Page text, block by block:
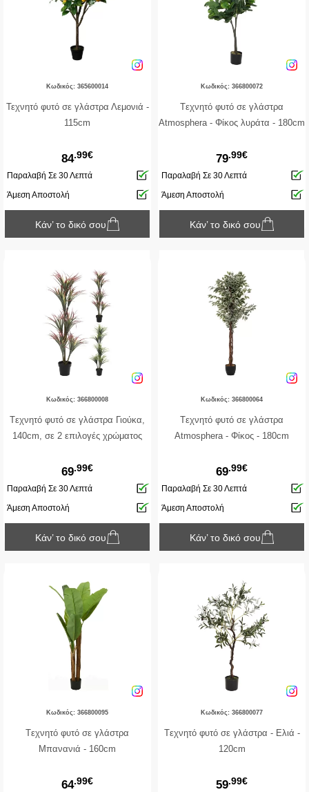
Κωδικός: 365600014
Τεχνητό φυτό σε γλάστρα Λεμονιά -
115cm
84.99€
Παραλαβή Σε 30 Λεπτά
Άμεση Αποστολή
Κάν’ το δικό σου
Κωδικός: 366800072
Tεχνητό φυτό σε γλάστρα
Atmosphera - Φίκος λυράτα - 180cm
79.99€
Παραλαβή Σε 30 Λεπτά
Άμεση Αποστολή
Κάν’ το δικό σου
Κωδικός: 366800008
Tεχνητό φυτό σε γλάστρα Γιούκα,
140cm, σε 2 επιλογές χρώματος
69.99€
Παραλαβή Σε 30 Λεπτά
Άμεση Αποστολή
Κάν’ το δικό σου
Κωδικός: 366800064
Tεχνητό φυτό σε γλάστρα
Atmosphera - Φίκος - 180cm
69.99€
Παραλαβή Σε 30 Λεπτά
Άμεση Αποστολή
Κάν’ το δικό σου
Κωδικός: 366800095
Tεχνητό φυτό σε γλάστρα
Μπανανιά - 160cm
64.99€
Κωδικός: 366800077
Tεχνητό φυτό σε γλάστρα - Ελιά -
120cm
59.99€